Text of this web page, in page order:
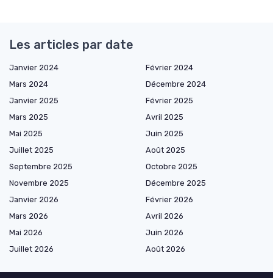
Les articles par date
Janvier 2024
Février 2024
Mars 2024
Décembre 2024
Janvier 2025
Février 2025
Mars 2025
Avril 2025
Mai 2025
Juin 2025
Juillet 2025
Août 2025
Septembre 2025
Octobre 2025
Novembre 2025
Décembre 2025
Janvier 2026
Février 2026
Mars 2026
Avril 2026
Mai 2026
Juin 2026
Juillet 2026
Août 2026